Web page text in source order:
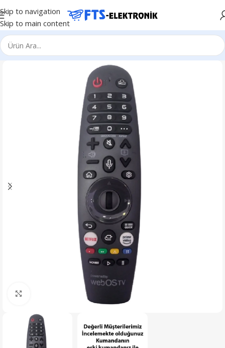
Skip to navigation
Skip to main content
Büyütmek için tıklayın